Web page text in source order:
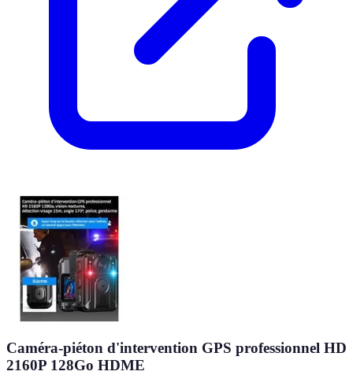
Caméra-piéton d'intervention GPS professionnel HD
2160P 128Go HDME